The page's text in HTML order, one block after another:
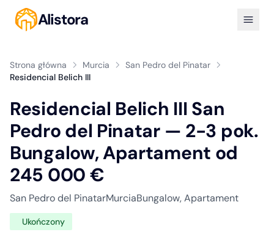
Alistora
Strona główna Murcia
San Pedro del Pinatar
Residencial Belich III
Residencial Belich III San
Pedro del Pinatar — 2-3 pok.
Bungalow, Apartament od
245 000 €
San Pedro del PinatarMurciaBungalow, Apartament
Ukończony